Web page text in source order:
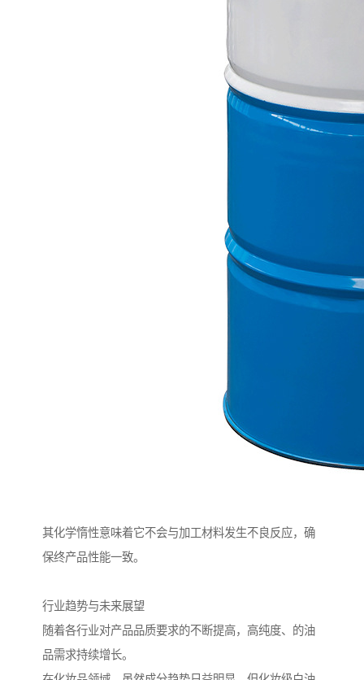
其化学惰性意味着它不会与加工材料发生不良反应，确
保终产品性能一致。
行业趋势与未来展望
随着各行业对产品品质要求的不断提高，高纯度、的油
品需求持续增长。